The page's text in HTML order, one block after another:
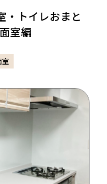
・トイレおまと
室編
室